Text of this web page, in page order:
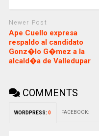
Newer Post
Ape Cuello expresa
respaldo al candidato
Gonz�lo G�mez a la
alcald�a de Valledupar
COMMENTS
WORDPRESS: 0 FACEBOOK: